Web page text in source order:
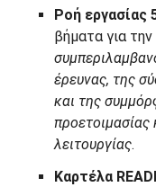
Ροή εργασίας
βήματα για
έρευνας, της
και της
προετοιμασίας
λειτουργίας.
Καρτέλα